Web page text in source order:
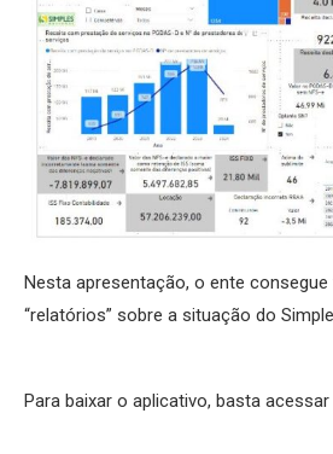
Nesta apresentação, o ente
“relatórios” sobre a situação do
Para baixar o aplicativo, basta acessar